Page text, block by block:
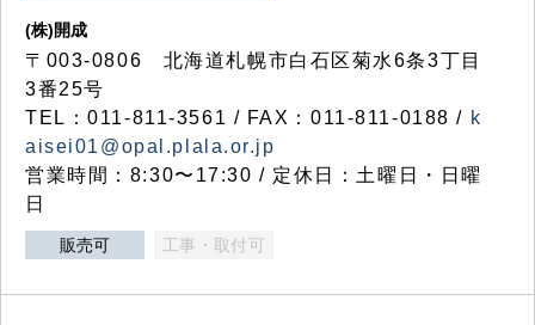
(株)開成
〒003-0806 北海道札幌市白石区菊水6条3丁目
3番25号
TEL：011-811-3561 / FAX：011-811-0188 / k
aisei01@opal.plala.or.jp
営業時間：8:30〜17:30 / 定休日：土曜日・日曜
日
販売可 工事・取付可